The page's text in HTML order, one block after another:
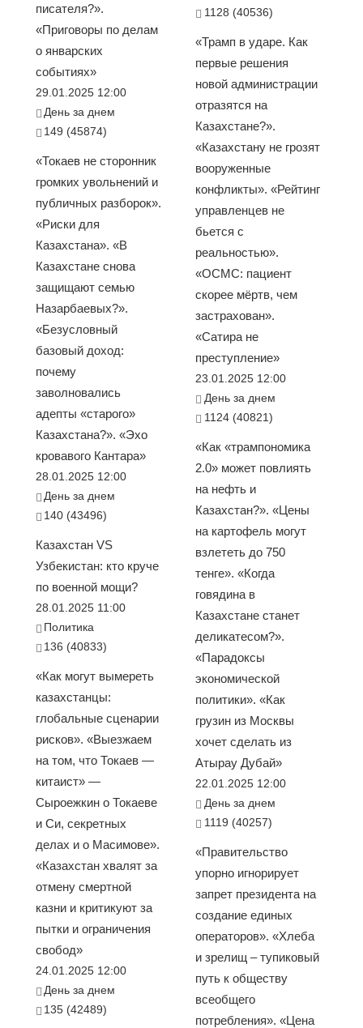
писателя?».
«Приговоры по делам
о январских
событиях»
29.01.2025 12:00
День за днем
149 (45874)
«Токаев не сторонник
громких увольнений и
публичных разборок».
«Риски для
Казахстана». «В
Казахстане снова
защищают семью
Назарбаевых?».
«Безусловный
базовый доход:
почему
заволновались
адепты «старого»
Казахстана?». «Эхо
кровавого Кантара»
28.01.2025 12:00
День за днем
140 (43496)
Казахстан VS
Узбекистан: кто круче
по военной мощи?
28.01.2025 11:00
Политика
136 (40833)
«Как могут вымереть
казахстанцы:
глобальные сценарии
рисков». «Выезжаем
на том, что Токаев —
китаист» —
Сыроежкин о Токаеве
и Си, секретных
делах и о Масимове».
«Казахстан хвалят за
отмену смертной
казни и критикуют за
пытки и ограничения
свобод»
24.01.2025 12:00
День за днем
135 (42489)
1128 (40536)
«Трамп в ударе. Как
первые решения
новой администрации
отразятся на
Казахстане?».
«Казахстану не грозят
вооруженные
конфликты». «Рейтинг
управленцев не
бьется с
реальностью».
«ОСМС: пациент
скорее мёртв, чем
застрахован».
«Сатира не
преступление»
23.01.2025 12:00
День за днем
1124 (40821)
«Как «трампономика
2.0» может повлиять
на нефть и
Казахстан?». «Цены
на картофель могут
взлететь до 750
тенге». «Когда
говядина в
Казахстане станет
деликатесом?».
«Парадоксы
экономической
политики». «Как
грузин из Москвы
хочет сделать из
Атырау Дубай»
22.01.2025 12:00
День за днем
1119 (40257)
«Правительство
упорно игнорирует
запрет президента на
создание единых
операторов». «Хлеба
и зрелищ – тупиковый
путь к обществу
всеобщего
потребления». «Цена